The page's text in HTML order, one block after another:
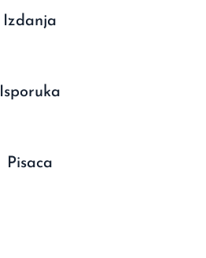
Izdanja
Isporuka
Pisaca